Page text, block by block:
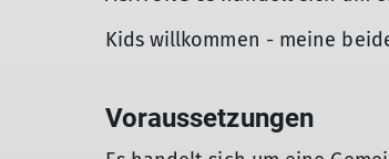
Kids willkommen - meine
Voraussetzungen